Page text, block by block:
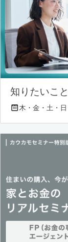
知りたいこ